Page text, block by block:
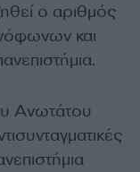
ο αριθμός
και
Ανωτάτου